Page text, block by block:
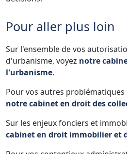
Pour aller plus loin
Sur l'ensemble de vos
d'urbanisme, voyez notre
l'urbanisme.
Pour vos autres problématiques
notre cabinet en droit des
Sur les enjeux fonciers et
cabinet en droit immobilier et